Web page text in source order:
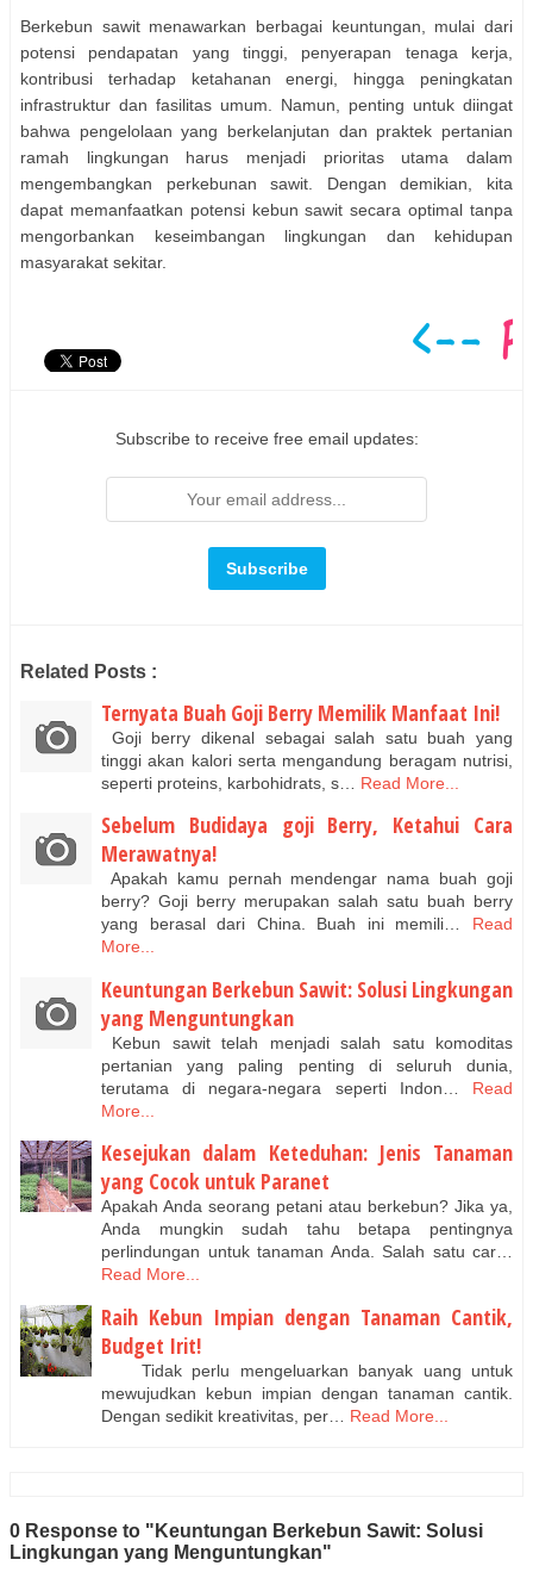
Berkebun sawit menawarkan berbagai keuntungan, mulai dari
potensi pendapatan yang tinggi, penyerapan tenaga kerja,
kontribusi terhadap ketahanan energi, hingga peningkatan
infrastruktur dan fasilitas umum. Namun, penting untuk diingat
bahwa pengelolaan yang berkelanjutan dan praktek pertanian
ramah lingkungan harus menjadi prioritas utama dalam
mengembangkan perkebunan sawit. Dengan demikian, kita
dapat memanfaatkan potensi kebun sawit secara optimal tanpa
mengorbankan keseimbangan lingkungan dan kehidupan
masyarakat sekitar.
Subscribe to receive free email updates:
Related Posts :
Ternyata Buah Goji Berry Memilik Manfaat Ini!
Goji berry dikenal sebagai salah satu buah yang
tinggi akan kalori serta mengandung beragam nutrisi,
seperti proteins, karbohidrats, s…
Read More...
Sebelum Budidaya goji Berry, Ketahui Cara
Merawatnya!
Apakah kamu pernah mendengar nama buah goji
berry? Goji berry merupakan salah satu buah berry
yang berasal dari China. Buah ini memili…
Read
More...
Keuntungan Berkebun Sawit: Solusi Lingkungan
yang Menguntungkan
Kebun sawit telah menjadi salah satu komoditas
pertanian yang paling penting di seluruh dunia,
terutama di negara-negara seperti Indon…
Read
More...
Kesejukan dalam Keteduhan: Jenis Tanaman
yang Cocok untuk Paranet
Apakah Anda seorang petani atau berkebun? Jika ya,
Anda mungkin sudah tahu betapa pentingnya
perlindungan untuk tanaman Anda. Salah satu car…
Read More...
Raih Kebun Impian dengan Tanaman Cantik,
Budget Irit!
Tidak perlu mengeluarkan banyak uang untuk
mewujudkan kebun impian dengan tanaman cantik.
Dengan sedikit kreativitas, per…
Read More...
0 Response to "Keuntungan Berkebun Sawit: Solusi
Lingkungan yang Menguntungkan"